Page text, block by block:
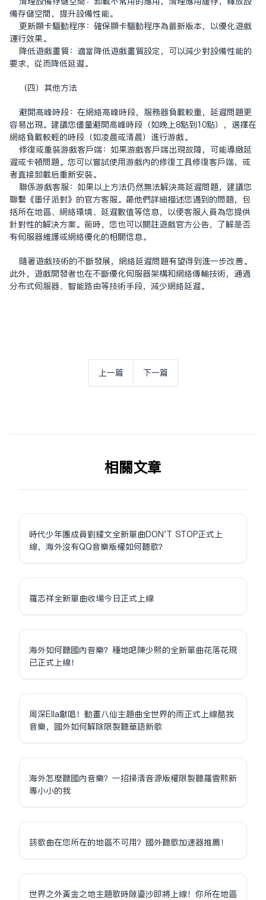
備存儲空間，提升設備性能。
更新顯卡驅動程序：確保顯卡驅動程序為最新版本，以優化遊戲
運行效果。
降低遊戲畫質：適當降低遊戲畫質設定，可以減少對設備性能的
要求，從而降低延遲。
（四）其他方法
避開高峰時段：在网络高峰时段，服务器负载较重，延迟问题更
容易出现。建议您尽量避开高峰时段（如晚上8点到10点），选择在
网络负载较轻的时段（如凌晨或清晨）进行游戏。
修复或重装游戏客户端：如果游戏客户端出现故障，可能导致延
迟或卡顿问题。您可以尝试使用游戏内的修复工具修复客户端，或
者直接卸载后重新安装。
联系游戏客服：如果以上方法仍然無法解決高延遲問題，建議您
聯繫《蛋仔派對》的官方客服。向他們詳細描述您遇到的問題，包
括所在地區、網絡環境、延遲數值等信息，以便客服人員為您提供
針對性的解決方案。同時，您也可以關注遊戲官方公告，了解是否
有伺服器維護或網絡優化的相關信息。
隨著遊戲技術的不斷發展，網絡延遲問題有望得到進一步改善。
此外，遊戲開發者也在不斷優化伺服器架構和網絡傳輸技術，通過
分布式伺服器、智能路由等技術手段，減少網絡延遲。
上一篇 下一篇
相关文章
時代少年團成員劉耀文全新單曲DON'T STOP正式上
線，海外沒有QQ音樂版權如何聽歌？
羅志祥全新單曲收場今日正式上線
海外如何聽國內音樂？種地吧陳少熙的全新單曲花落花現
已正式上線！
周深Ella獻唱！動畫八仙主題曲全世界的雨正式上線酷我
音樂，國外如何解除限制聽華語新歌
海外怎麼聽國內音樂？一招掃清音源版權限制聽羅雲熙新
專小小的我
該歌曲在您所在的地區不可用？國外聽歌加速器推薦！
世界之外黃金之地主題歌時隙鎏沙即將上線！你所在地區